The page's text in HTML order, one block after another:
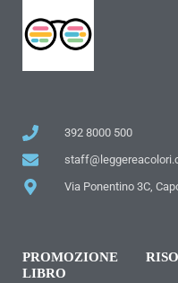
392 8000 500
Via Ponentino 3C,
PROMOZIONE
LIBRO